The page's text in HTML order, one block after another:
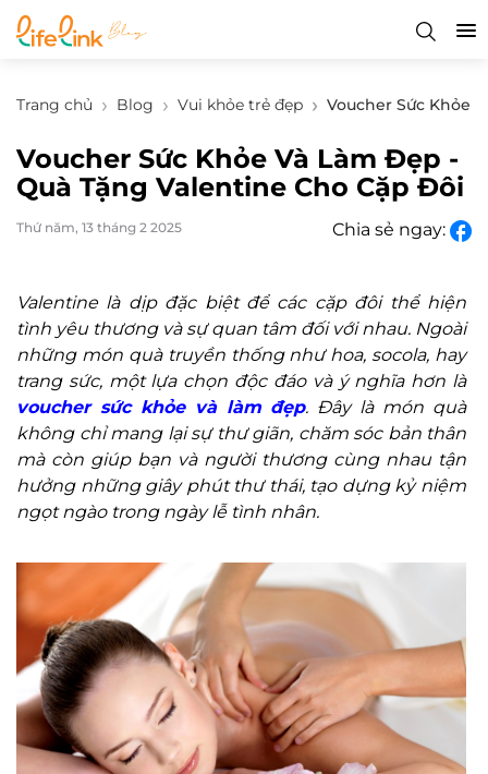
Trang chủ Blog Vui khỏe trẻ đẹp Voucher Sức Khỏe
Voucher Sức Khỏe Và Làm Đẹp -
Quà Tặng Valentine Cho Cặp Đôi
Thứ năm, 13 tháng 2 2025 Chia sẻ ngay:
Valentine là dịp đặc biệt để các cặp đôi thể hiện
tình yêu thương và sự quan tâm đối với nhau. Ngoài
những món quà truyền thống như hoa, socola, hay
trang sức, một lựa chọn độc đáo và ý nghĩa hơn là
voucher sức khỏe và làm đẹp. Đây là món quà
không chỉ mang lại sự thư giãn, chăm sóc bản thân
mà còn giúp bạn và người thương cùng nhau tận
hưởng những giây phút thư thái, tạo dựng kỷ niệm
ngọt ngào trong ngày lễ tình nhân.